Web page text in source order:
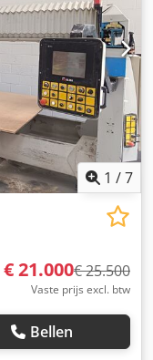
1 /7
€ 21.000€ 25.500
Vaste prijs excl. btw
Bellen